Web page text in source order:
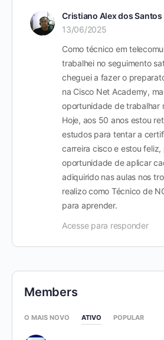
Cristiano Alex dos
13/06/2025
Como técnico em
trabalhei no seguimento
cheguei a fazer o
na Cisco Net Academy,
oportunidade de trabalhar
Hoje, aos 50 anos estou
estudos para tentar a
carreira cisco e estou
oportunidade de aplicar
adiquirido nas aulas nos
realizo como Técnico de
para aprender.
Acesse para responder
Members
O MAIS NOVO ATIVO POPULAR